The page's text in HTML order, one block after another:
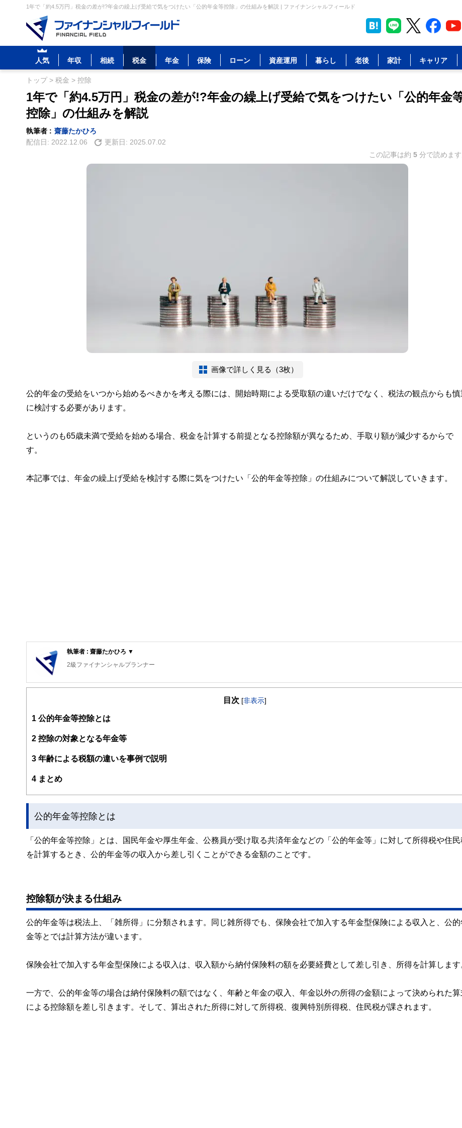
1年で「約4.5万円」税金の差が!?年金の繰上げ受給で気をつけたい「公的年金等控除」の仕組みを解説 | ファイナンシャルフィールド
人気 年収 相続 税金 年金 保険 ローン 資産運用 暮らし 老後 家計 キャリア
トップ> 税金 > 控除
1年で「約4.5万円」税金の差が!?年金の繰上げ受給で気をつけたい「公的年金
控除」の仕組みを解説
執筆者 : 齋藤たかひろ
配信日: 2022.12.06 更新日: 2025.07.02
この記事は約 5 分で読めます
画像で詳しく見る（3枚）
公的年金の受給をいつから始めるべきかを考える際には、開始時期による受取額の違いだけでなく、税法の観点からも慎
に検討する必要があります。
というのも65歳未満で受給を始める場合、税金を計算する前提となる控除額が異なるため、手取り額が減少するからで
す。
本記事では、年金の繰上げ受給を検討する際に気をつけたい「公的年金等控除」の仕組みについて解説していきます。
執筆者 : 齋藤たかひろ ▼
2級ファイナンシャルプランナー
目次 [非表示]
1 公的年金等控除とは
2 控除の対象となる年金等
3 年齢による税額の違いを事例で説明
4 まとめ
公的年金等控除とは
「公的年金等控除」とは、国民年金や厚生年金、公務員が受け取る共済年金などの「公的年金等」に対して所得税や住民
を計算するとき、公的年金等の収入から差し引くことができる金額のことです。
控除額が決まる仕組み
公的年金等は税法上、「雑所得」に分類されます。同じ雑所得でも、保険会社で加入する年金型保険による収入と、公的
金等とでは計算方法が違います。
保険会社で加入する年金型保険による収入は、収入額から納付保険料の額を必要経費として差し引き、所得を計算します
一方で、公的年金等の場合は納付保険料の額ではなく、年齢と年金の収入、年金以外の所得の金額によって決められた算
による控除額を差し引きます。そして、算出された所得に対して所得税、復興特別所得税、住民税が課されます。